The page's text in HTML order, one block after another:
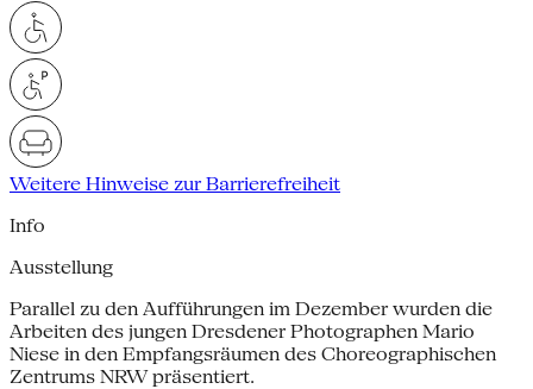
Weitere Hinweise zur Barrierefreiheit
Info
Ausstellung
Parallel zu den Aufführungen im Dezember wurden die
Arbeiten des jungen Dresdener Photographen Mario
Niese in den Empfangsräumen des Choreographischen
Zentrums NRW präsentiert.